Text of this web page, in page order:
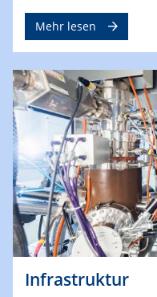
Mehr lesen
Infrastruktur